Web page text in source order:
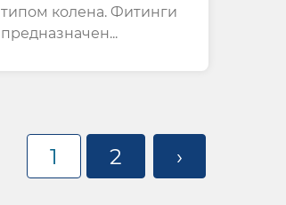
Трубопровод
типом колена. Фитинги
предназначен...
1 2 ›